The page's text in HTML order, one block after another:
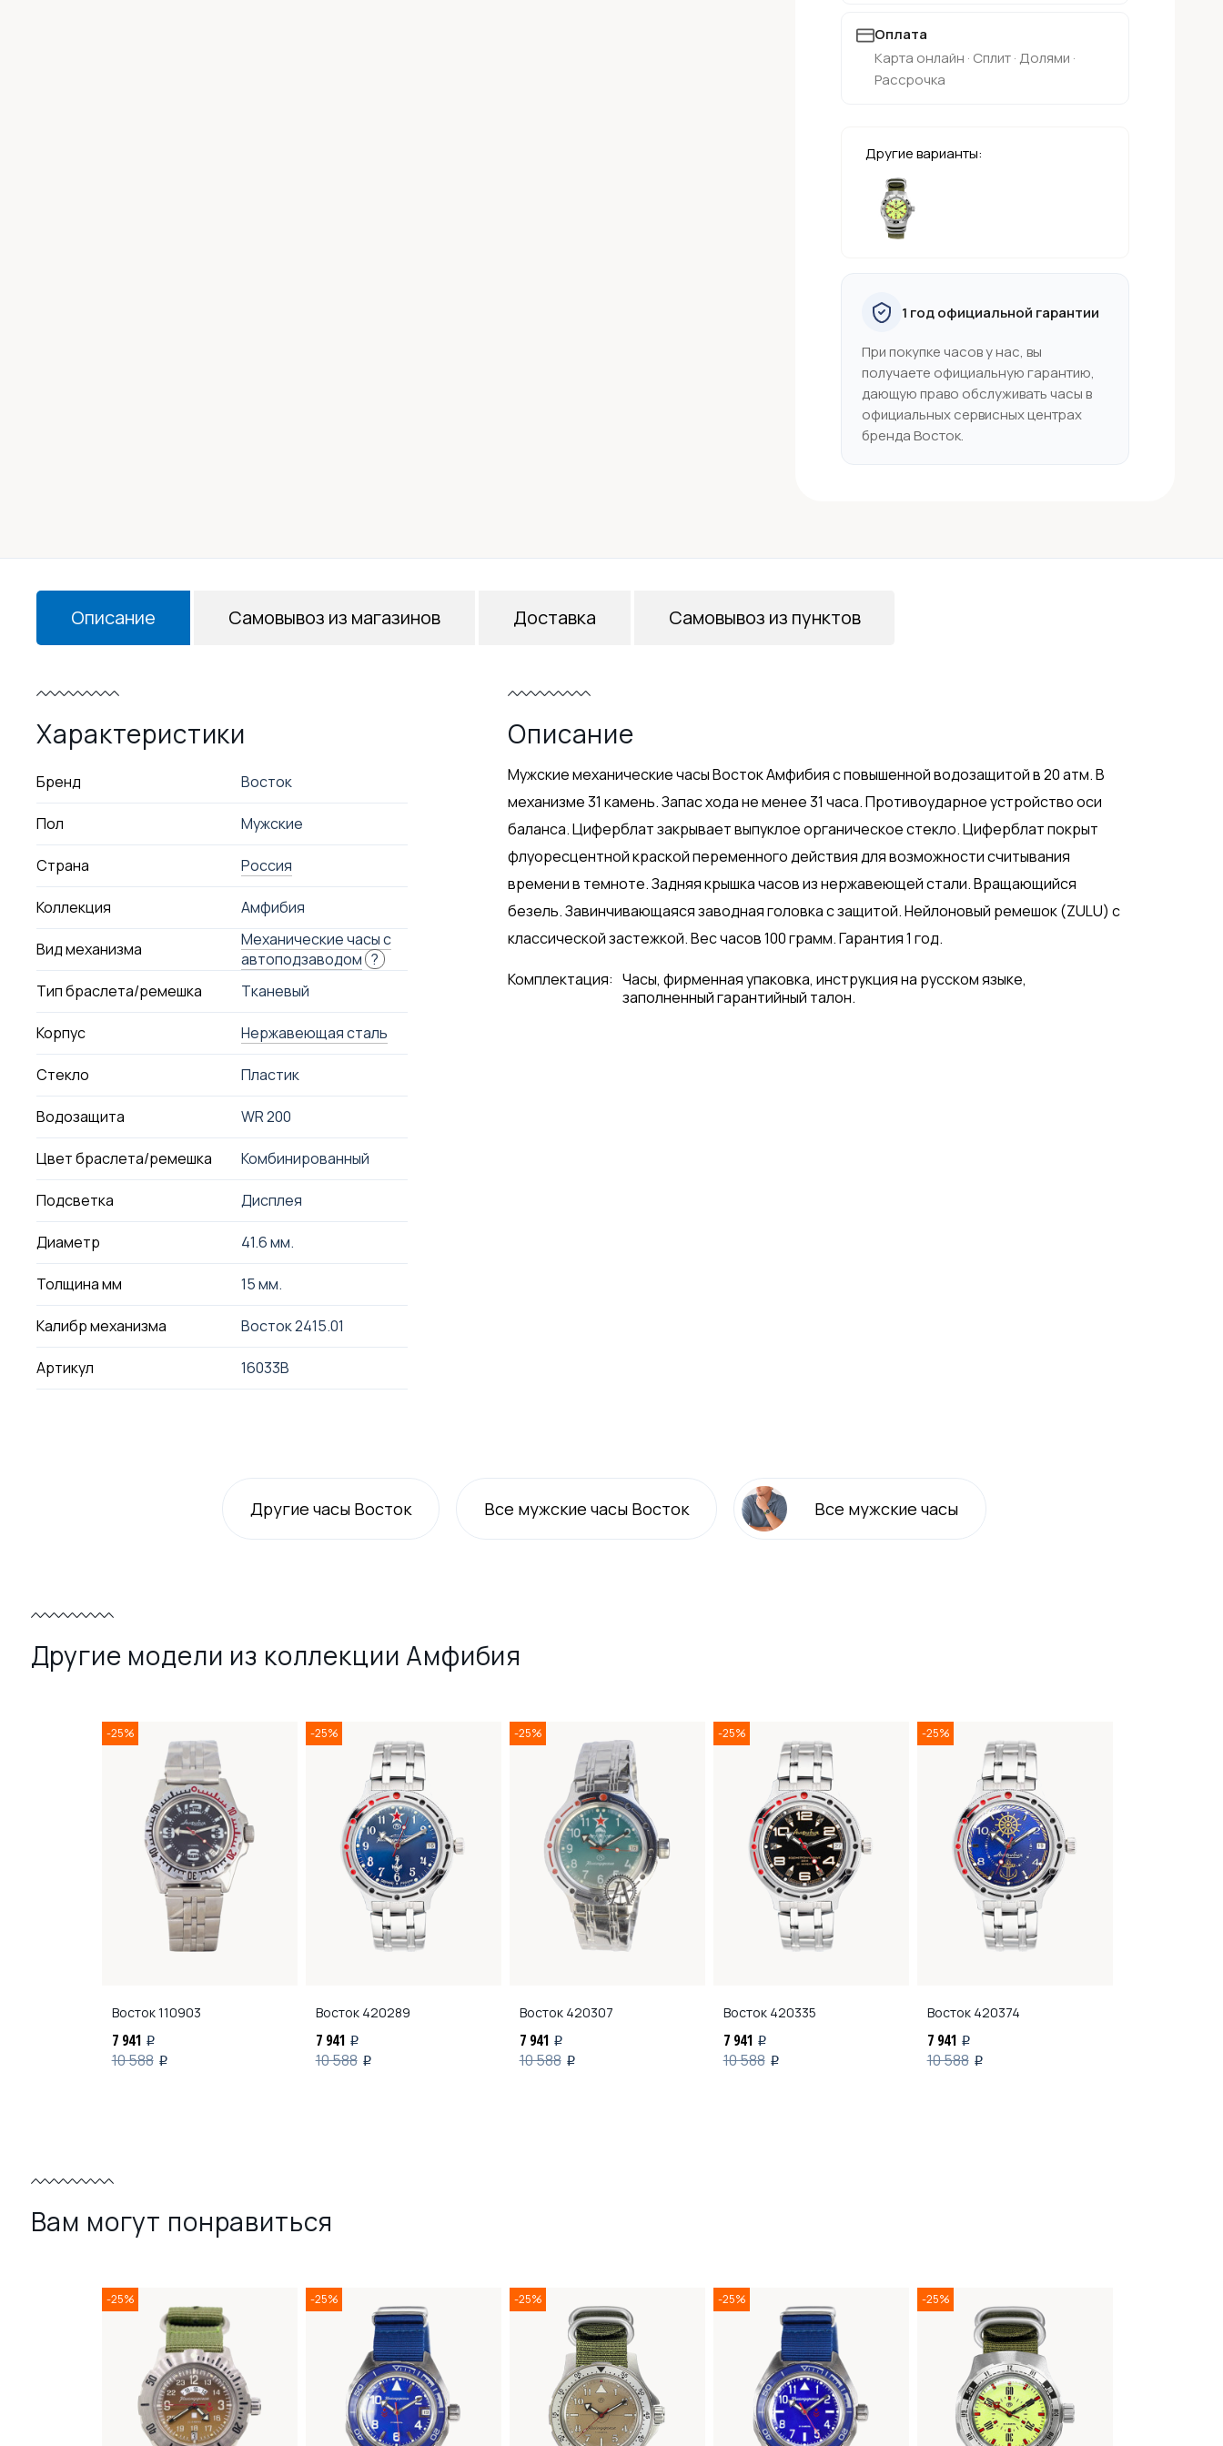
Оплата
Карта онлайн · Сплит · Долями ·
Рассрочка
Другие варианты:
1 год официальной гарантии
При покупке часов у нас, вы
получаете официальную гарантию,
дающую право обслуживать часы в
официальных сервисных центрах
бренда Восток.
Описание
Характеристики
Бренд Восток
Пол Мужские
Страна Россия
Коллекция Амфибия
Вид механизма
Механические часы с
автоподзаводом ?
Тип браслета/ремешка
Тканевый
Корпус Нержавеющая сталь
Стекло Пластик
Водозащита WR 200
Цвет браслета/ремешка Комбинированный
Подсветка Дисплея
Диаметр 41.6 мм.
Толщина мм 15 мм.
Калибр механизма Восток 2415.01
Артикул 16033В
Описание
Мужские механические часы Восток Амфибия с повышенной водозащитой в 20 атм. В
механизме 31 камень. Запас хода не менее 31 часа. Противоударное устройство оси
баланса. Циферблат закрывает выпуклое органическое стекло. Циферблат покрыт
флуоресцентной краской переменного действия для возможности считывания
времени в темноте. Задняя крышка часов из нержавеющей стали. Вращающийся
безель. Завинчивающаяся заводная головка с защитой. Нейлоновый ремешок (ZULU) с
классической застежкой. Вес часов 100 грамм. Гарантия 1 год.
Комплектация: Часы, фирменная упаковка, инструкция на русском языке,
заполненный гарантийный талон.
Самовывоз из магазинов Доставка Самовывоз из пунктов
Другие часы Восток Все мужские часы Восток Все мужские часы
Другие модели из коллекции Амфибия
-25%
Восток110903
7 941 i
10 588 i
-25%
Восток420289
7 941 i
10 588 i
-25%
Восток420307
7 941 i
10 588 i
-25%
Восток420335
7 941 i
10 588 i
-25%
Восток420374
7 941 i
10 588 i
Вам могут понравиться
-25% -25% -25% -25% -25%